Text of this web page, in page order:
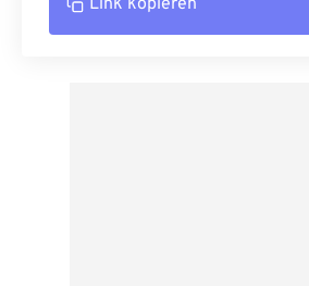
Link kopieren